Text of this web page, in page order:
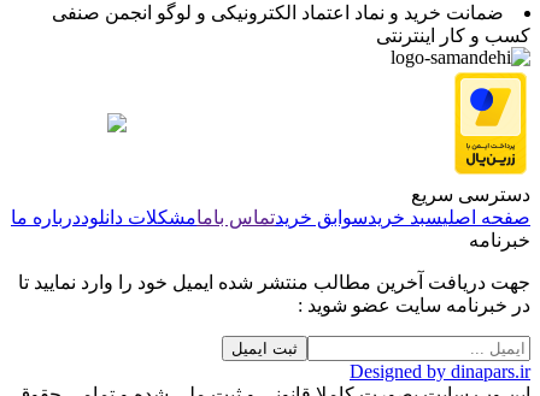
ضمانت خرید و نماد اعتماد الکترونیکی و لوگو انجمن صنفی
کسب و کار اینترنتی
دسترسی سریع
صفحه اصلیسبد خریدسوابق خریدتماس بامامشکلات دانلوددرباره ما
خبرنامه
جهت دریافت آخرین مطالب منتشر شده ایمیل خود را وارد نمایید تا
در خبرنامه سایت عضو شوید :
Designed by dinapars.ir